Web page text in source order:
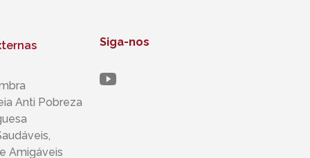
Anti Pobreza
Amigáveis
Siga-nos